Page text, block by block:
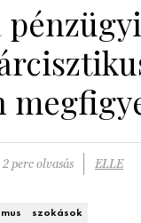
2 perc olvasás ELLE
szokások